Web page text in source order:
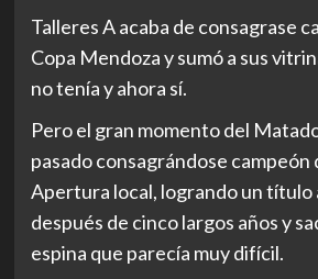
Talleres A acaba de consagrase
Copa Mendoza y sumó a sus
no tenía y ahora sí.
Pero el gran momento del
pasado consagrándose
Apertura local, logrando un título
después de cinco largos años y
espina que parecía muy difícil.